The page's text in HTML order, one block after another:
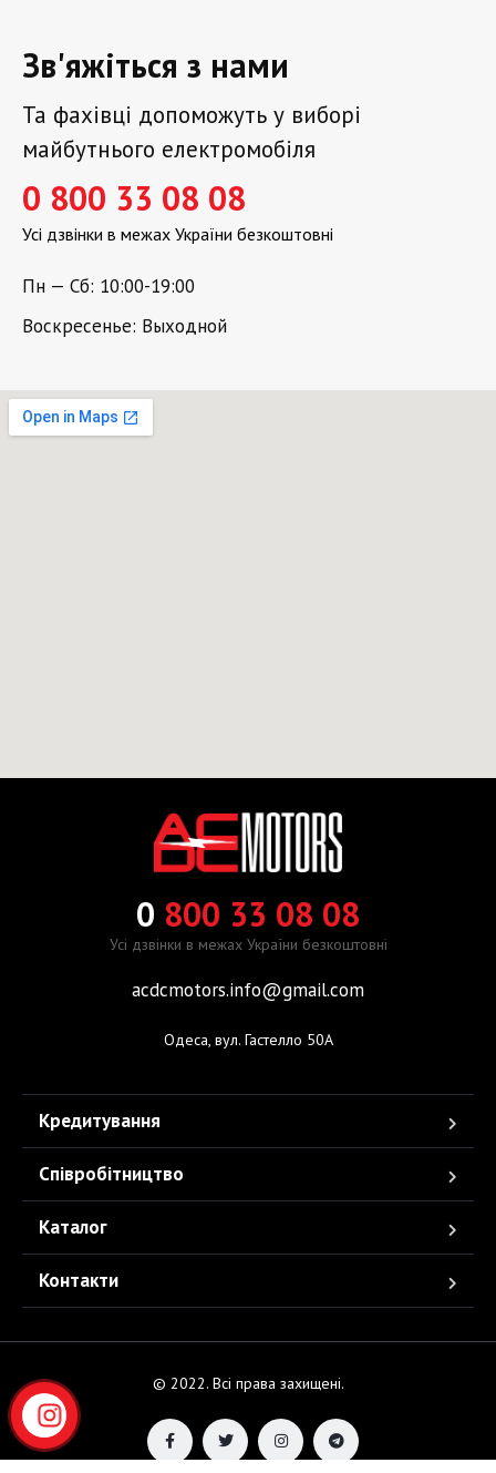
Зв'яжіться з нами
Та фахівці допоможуть у виборі
майбутнього електромобіля
0 800 33 08 08
Усі дзвінки в межах України безкоштовні
Пн — Сб: 10:00-19:00
Воскресенье: Выходной
0 800 33 08 08
Усі дзвінки в межах України безкоштовні
acdcmotors.info@gmail.com
Одеса, вул. Гастелло 50А
Кредитування
Співробітництво
Каталог
Контакти
© 2022. Всі права захищені.